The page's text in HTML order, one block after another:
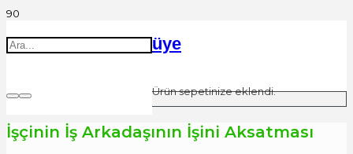
üye
Ürünsepetinize eklendi.
İşçinin İş Arkadaşının İşini Aksatması